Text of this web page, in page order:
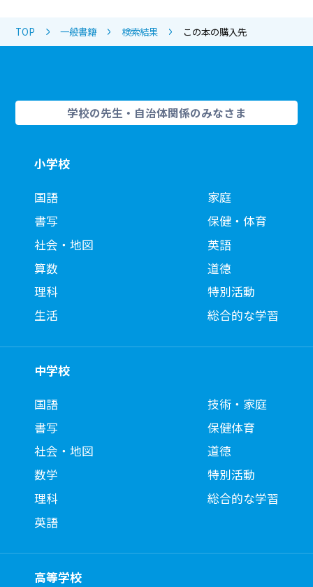
TOP 一般書籍 検索結果 この本の購入先
学校の先生・自治体関係のみなさま
小学校
国語
書写
社会・地図
算数
理科
生活
家庭
保健・体育
英語
道徳
特別活動
総合的な学習
中学校
国語
書写
社会・地図
数学
理科
英語
技術・家庭
保健体育
道徳
特別活動
総合的な学習
高等学校